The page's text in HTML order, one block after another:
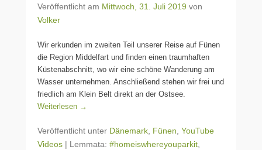
Veröffentlicht am Mittwoch, 31. Juli 2019 von
Volker
Wir erkunden im zweiten Teil unserer Reise auf Fünen
die Region Middelfart und finden einen traumhaften
Küstenabschnitt, wo wir eine schöne Wanderung am
Wasser unternehmen. Anschließend stehen wir frei und
friedlich am Klein Belt direkt an der Ostsee.
Weiterlesen →
Veröffentlicht unter Dänemark Fünen YouTube
Videos | Lemmata: #homeiswhereyouparkit